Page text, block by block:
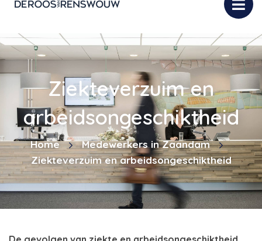
Ziekteverzuim en
arbeidsongeschiktheid
Home
Medewerkers in Zaandam
Ziekteverzuim en arbeidsongeschiktheid